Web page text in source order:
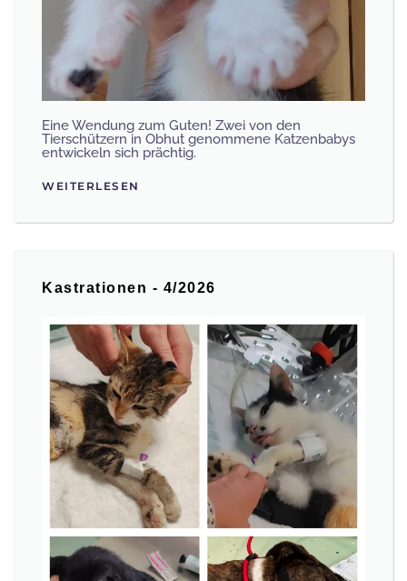
Eine Wendung zum Guten! Zwei von den
Tierschützern in Obhut genommene Katzenbabys
entwickeln sich prächtig.
WEITERLESEN
Kastrationen - 4/2026